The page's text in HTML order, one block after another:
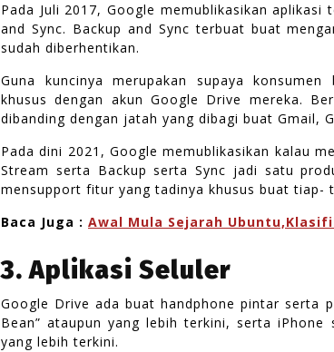
Pada Juli 2017, Google memublikasikan
and Sync. Backup and Sync terbuat buat
sudah diberhentikan.
Guna kuncinya merupakan supaya
khusus dengan akun Google Drive mereka.
dibanding dengan jatah yang dibagi buat Gmail,
Pada dini 2021, Google memublikasikan kalau
Stream serta Backup serta Sync jadi satu
mensupport fitur yang tadinya khusus buat tiap-
Baca Juga : Awal Mula Sejarah
3. Aplikasi Seluler
Google Drive ada buat handphone pintar serta
Bean” ataupun yang lebih terkini, serta
yang lebih terkini.